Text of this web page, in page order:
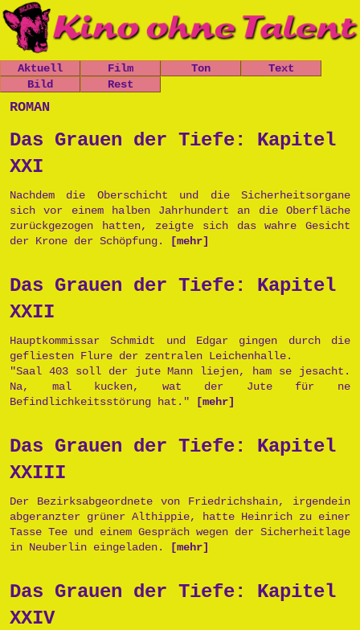
Aktuell
Nachrichten
Termine
Film
Spielfilme
n
Politik
Unsinn
Käseburg
Ton
Das Grauen
der Tiefe
Prinzessin
Cara
Text
der Tiefe
Peter, der
Politkommiss
ar
sr
Bild
Mitfickrepor
t
Metallwaren
Tschernobyl
Rest
Links
roman
Das Grauen der Tiefe: Kapitel
XXI
Nachdem die Oberschicht und die Sicherheitsorgane
sich vor einem halben Jahrhundert an die Oberfläche
zurückgezogen hatten, zeigte sich das wahre Gesicht
der Krone der Schöpfung.
[mehr]
Das Grauen der Tiefe: Kapitel
XXII
Hauptkommissar Schmidt und Edgar gingen durch die
gefliesten Flure der zentralen Leichenhalle.
"Saal 403 soll der jute Mann liejen, ham se jesacht.
Na, mal kucken, wat der Jute für ne
Befindlichkeitsstörung hat."
[mehr]
Das Grauen der Tiefe: Kapitel
XXIII
Der Bezirksabgeordnete von Friedrichshain, irgendein
abgeranzter grüner Althippie, hatte Heinrich zu einer
Tasse Tee und einem Gespräch wegen der Sicherheitlage
in Neuberlin eingeladen.
[mehr]
Das Grauen der Tiefe: Kapitel
XXIV